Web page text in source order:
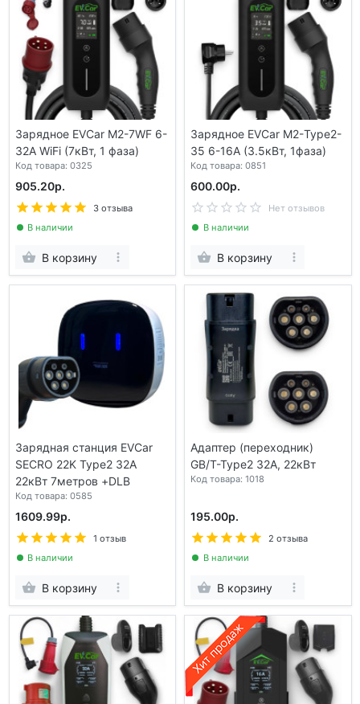
Зарядное EVCar M2-7WF 6-
32A WiFi (7кВт, 1 фаза)
Код товара: 0325
905.20р.
3 отзыва
В наличии
В корзину
Зарядное EVCar М2-Type2-
35 6-16A (3.5кВт, 1фаза)
Код товара: 0851
600.00р.
Нет отзывов
В наличии
В корзину
Зарядная станция EVCar
SECRO 22K Type2 32A
22кВт 7метров +DLB
Код товара: 0585
1609.99р.
1 отзыв
В наличии
В корзину
Адаптер (переходник)
GB/T-Type2 32A, 22кВт
Код товара: 1018
195.00р.
2 отзыва
В наличии
В корзину